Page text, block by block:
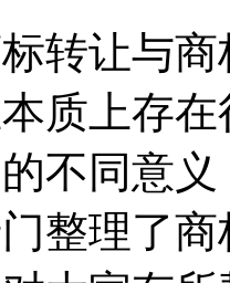
转让与
质上存
不同意
整理了